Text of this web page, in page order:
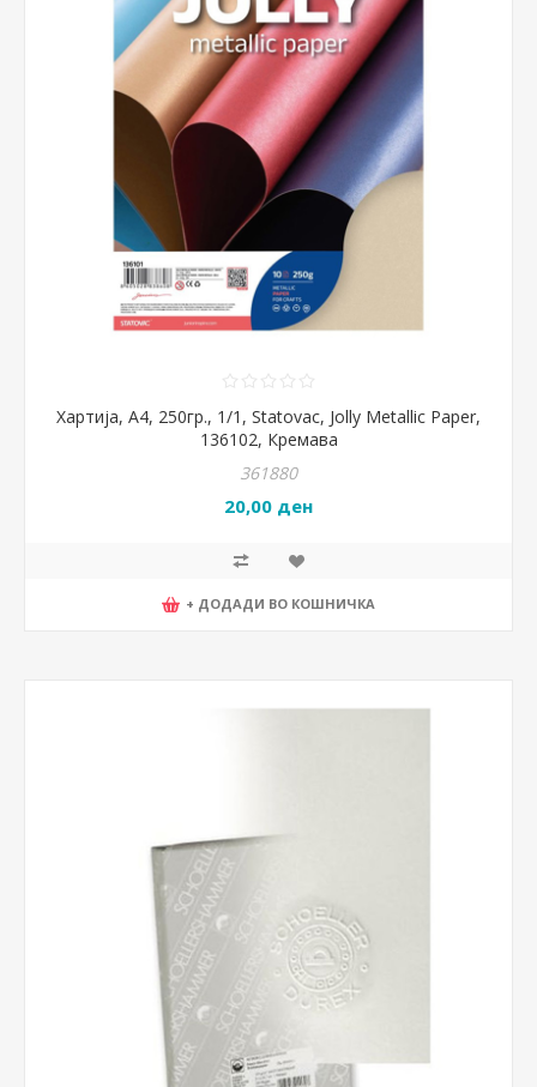
Хартија, А4, 250гр., 1/1, Statovac, Jolly Metallic Paper,
136102, Кремава
361880
20,00 ден
+ ДОДАДИ ВО КОШНИЧКА